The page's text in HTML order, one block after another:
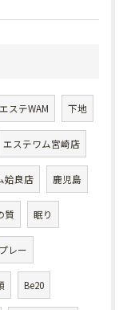
エステWAM 下地
エステワム宮崎店
姶良店 鹿児島
質 眠り
レー
Be20